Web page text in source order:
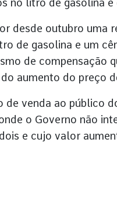
no litro de gasolina
desde outubro uma
de gasolina e um
de compensação
aumento do preço
de venda ao público
o Governo não
e cujo valor